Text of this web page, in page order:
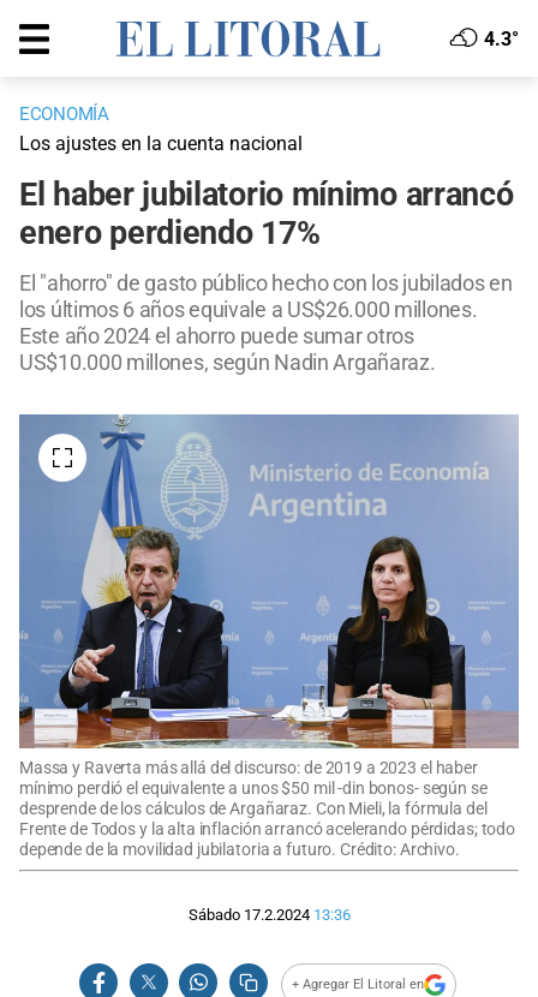
4.3°
ECONOMÍA
Los ajustes en la cuenta nacional
El haber jubilatorio mínimo arrancó
enero perdiendo 17%
El "ahorro" de gasto público hecho con los jubilados en
los últimos 6 años equivale a US$26.000 millones.
Este año 2024 el ahorro puede sumar otros
US$10.000 millones, según Nadin Argañaraz.
Massa y Raverta más allá del discurso: de 2019 a 2023 el haber
mínimo perdió el equivalente a unos $50 mil -din bonos- según se
desprende de los cálculos de Argañaraz. Con Mieli, la fórmula del
Frente de Todos y la alta inflación arrancó acelerando pérdidas; todo
depende de la movilidad jubilatoria a futuro. Crédito: Archivo.
Sábado 17.2.2024 13:36
+ Agregar El Litoral en